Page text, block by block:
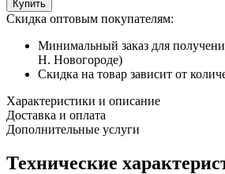
Купить
Скидка оптовым покупателям:
Минимальный заказ для
Н. Новогороде)
Скидка на товар зависит от
Характеристики и описание
Доставка и оплата
Дополнительные услуги
Технические